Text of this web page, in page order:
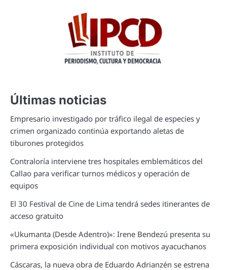
Últimas noticias
Empresario investigado por tráfico ilegal de especies y
crimen organizado continúa exportando aletas de
tiburones protegidos
Contraloría interviene tres hospitales emblemáticos del
Callao para verificar turnos médicos y operación de
equipos
El 30 Festival de Cine de Lima tendrá sedes itinerantes de
acceso gratuito
«Ukumanta (Desde Adentro)»: Irene Bendezú presenta su
primera exposición individual con motivos ayacuchanos
Cáscaras, la nueva obra de Eduardo Adrianzén se estrena